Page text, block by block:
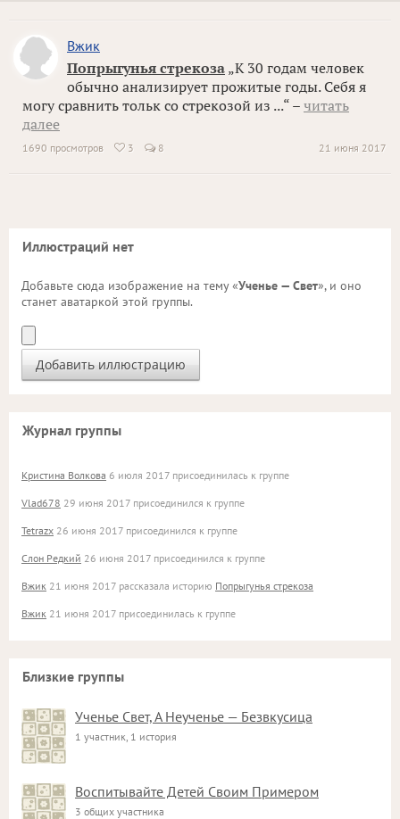
Вжик
Попрыгунья стрекоза „К 30 годам человек
обычно анализирует прожитые годы. Себя я
могу сравнить тольк со стрекозой из ...“ – читать
далее
21 июня 2017
1690 просмотров  3 8
Иллюстраций нет
Добавьте сюда изображение на тему «Ученье — Свет», и оно
станет аватаркой этой группы.
Журнал группы
Кристина Волкова 6 июля 2017 присоединилась к группе
Vlad678 29 июня 2017 присоединился к группе
Tetrazx 26 июня 2017 присоединился к группе
Слон Редкий 26 июня 2017 присоединился к группе
Вжик 21 июня 2017 рассказала историю Попрыгунья стрекоза
Вжик 21 июня 2017 присоединилась к группе
Близкие группы
Ученье Свет, А Неученье — Безвкусица
1 участник, 1 история
Воспитывайте Детей Своим Примером
3 общих участника